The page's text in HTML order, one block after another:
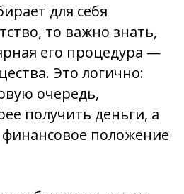
для себя
то важно знать,
его процедура —
Это логично:
очередь,
получить деньги, а
финансовое положение